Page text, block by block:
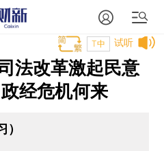
试听
T中
法改革激起民意
经危机何来